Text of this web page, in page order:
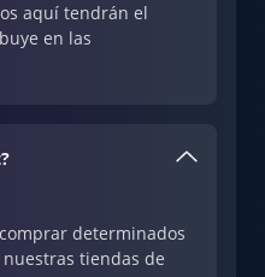
aquí tendrán el
en las
determinados
tiendas de